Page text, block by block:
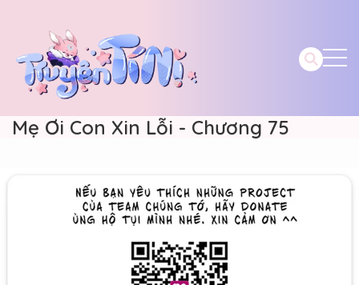
Mẹ Ơi Con Xin Lỗi - Chương 75